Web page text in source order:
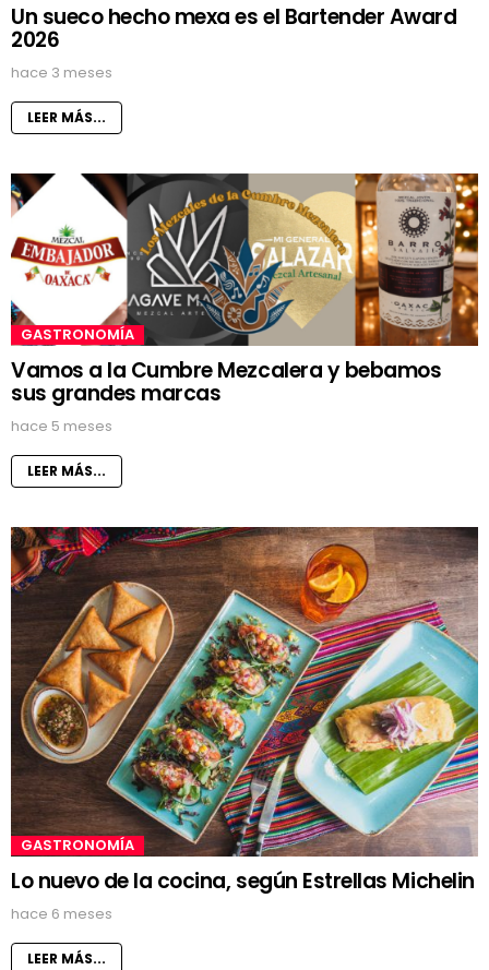
Un sueco hecho mexa es el Bartender Award
2026
hace 3 meses
LEER MÁS...
GASTRONOMÍA
Vamos a la Cumbre Mezcalera y bebamos
sus grandes marcas
hace 5 meses
LEER MÁS...
GASTRONOMÍA
Lo nuevo de la cocina, según Estrellas Michelin
hace 6 meses
LEER MÁS...